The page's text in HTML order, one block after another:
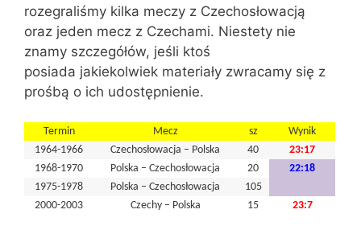
rozegraliśmy kilka meczy z Czechosłowacją
oraz jeden mecz z Czechami. Niestety nie
znamy szczegółów, jeśli ktoś
posiada jakiekolwiek materiały zwracamy się z
prośbą o ich udostępnienie.
Termin Mecz sz
Wynik
1964-1966
Czechosłowacja – Polska 40
23:17
1968-1970
Polska – Czechosłowacja 20
22:18
1975-1978
Polska – Czechosłowacja
105
2000-2003
Czechy – Polska 15 23:7